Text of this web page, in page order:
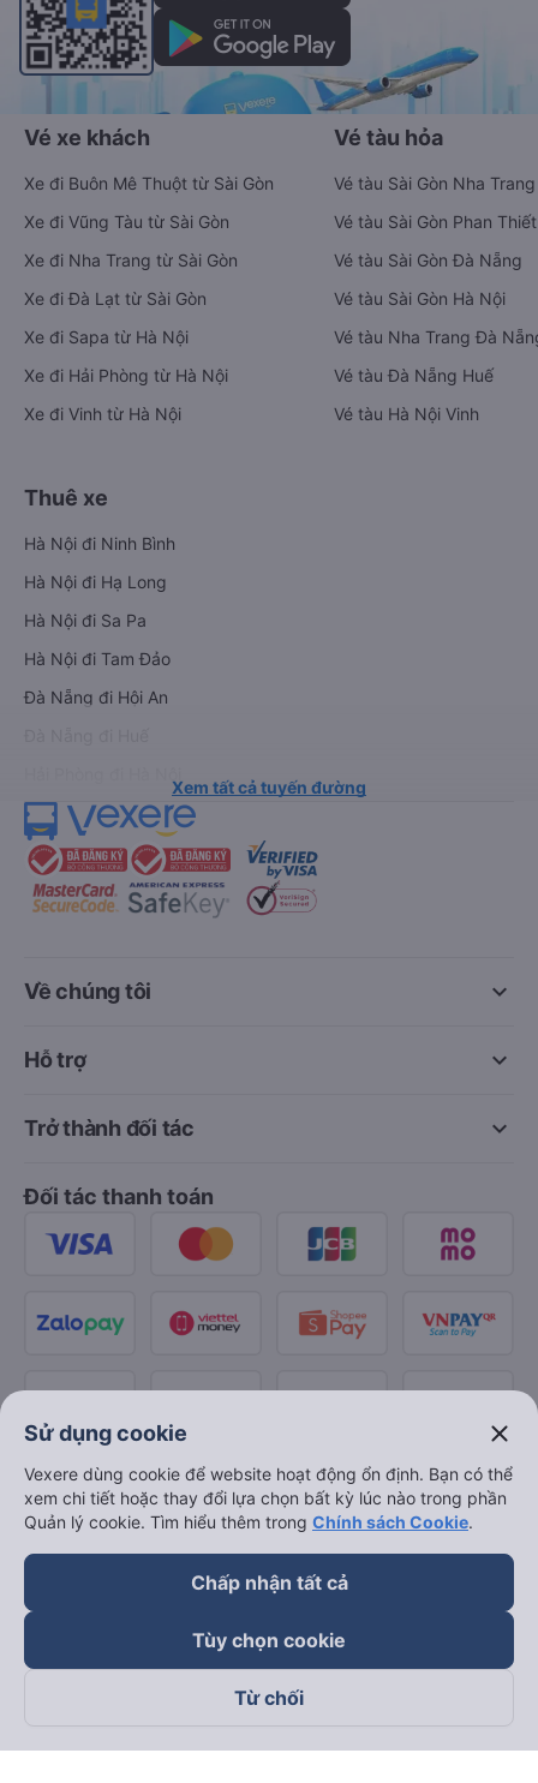
Vé xe khách
Xe đi Buôn Mê Thuột từ Sài Gòn
Xe đi Vũng Tàu từ Sài Gòn
Xe đi Nha Trang từ Sài Gòn
Xe đi Đà Lạt từ Sài Gòn
Xe đi Sapa từ Hà Nội
Xe đi Hải Phòng từ Hà Nội
Xe đi Vinh từ Hà Nội
Vé tàu hỏa
Vé tàu Sài Gòn Nha Trang
Vé tàu Sài Gòn Phan Thiết
Vé tàu Sài Gòn Đà Nẵng
Vé tàu Sài Gòn Hà Nội
Vé tàu Nha Trang Đà
Vé tàu Đà Nẵng Huế
Vé tàu Hà Nội Vinh
Thuê xe
Hà Nội đi Ninh Bình
Hà Nội đi Hạ Long
Hà Nội đi Sa Pa
Hà Nội đi Tam Đảo
Đà Nẵng đi Hội An
Xem tất cả tuyến đường
keyboard_arrow_down
Về chúng tôi
keyboard_arrow_down
Hỗ trợ
keyboard_arrow_down
Trở thành đối tác
Đối tác thanh toán
Theo dõi chúng tôi trên
Sử dụng cookie close
Vexere dùng cookie để website hoạt động ổn định. Bạn có thể
xem chi tiết hoặc thay đổi lựa chọn bất kỳ lúc nào trong phần
Quản lý cookie. Tìm hiểu thêm trong Chính sách Cookie.
Chấp nhận tất cả
Tùy chọn cookie
Từ chối